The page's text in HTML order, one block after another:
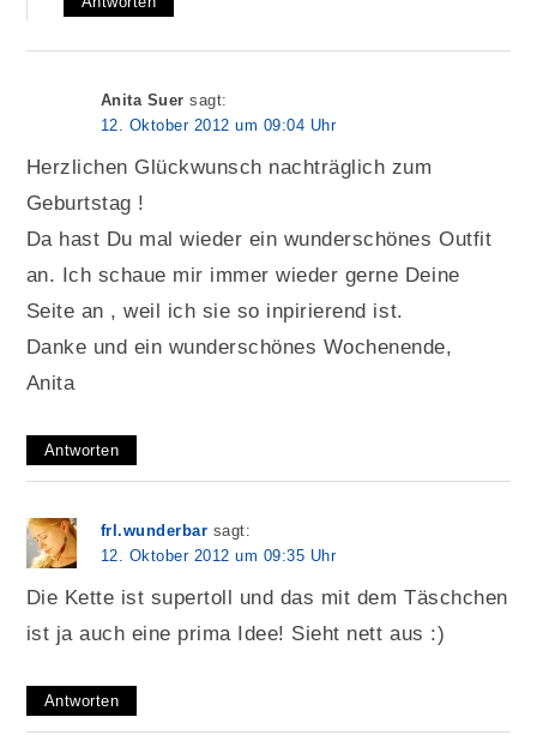
Anita Suer sagt:
12. Oktober 2012 um 09:04 Uhr
Herzlichen Glückwunsch nachträglich zum
Geburtstag !
Da hast Du mal wieder ein wunderschönes Outfit
an. Ich schaue mir immer wieder gerne Deine
Seite an , weil ich sie so inpirierend ist.
Danke und ein wunderschönes Wochenende,
Anita
Antworten
frl.wunderbar sagt:
12. Oktober 2012 um 09:35 Uhr
Die Kette ist supertoll und das mit dem Täschchen
ist ja auch eine prima Idee! Sieht nett aus :)
Antworten